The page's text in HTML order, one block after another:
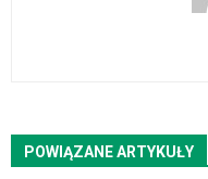
POWIĄZANE ARTYKUŁY